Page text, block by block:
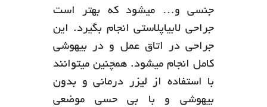
جنسی و… میشود که بهتر است
جراحی لابیاپلاستی انجام بگیرد. این
جراحی در اتاق عمل و در بیهوشی
کامل انجام میشود. همچنین میتوانند
با استفاده از لیزر درمانی و بدون
بیهوشی و با بی حسی موضعی